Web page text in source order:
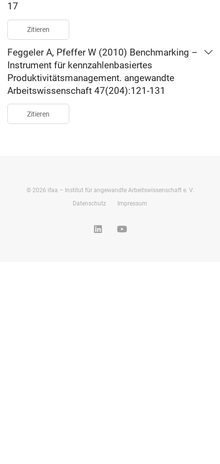
17
Zitieren
Feggeler A, Pfeffer W (2010) Benchmarking –
Instrument für kennzahlenbasiertes
Produktivitätsmanagement. angewandte
Arbeitswissenschaft 47(204):121-131
Zitieren
© 2026 ifaa – Institut für angewandte Arbeitswissenschaft e. V.
Datenschutz
Impressum